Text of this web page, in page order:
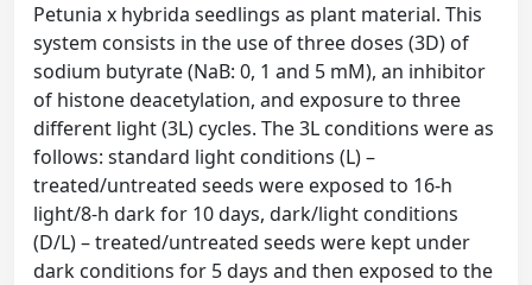
Petunia x hybrida seedlings as plant material. This
system consists in the use of three doses (3D) of
sodium butyrate (NaB: 0, 1 and 5 mM), an inhibitor
of histone deacetylation, and exposure to three
different light (3L) cycles. The 3L conditions were as
follows: standard light conditions (L) –
treated/untreated seeds were exposed to 16-h
light/8-h dark for 10 days, dark/light conditions
(D/L) – treated/untreated seeds were kept under
dark conditions for 5 days and then exposed to the